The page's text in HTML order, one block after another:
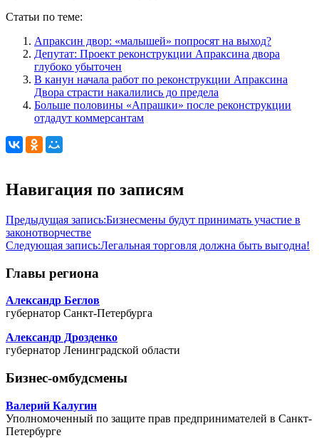
Статьи по теме:
Апраксин двор: «малышей» попросят на выход?
Депутат: Проект реконструкции Апраксина двора
глубоко убыточен
В канун начала работ по реконструкции Апраксина
Двора страсти накалились до предела
Больше половины «Апрашки» после реконструкции
отдадут коммерсантам
Навигация по записям
Предыдущая запись:Бизнесмены будут принимать участие в
законотворчестве
Следующая запись:Легальная торговля должна быть выгодна!
Главы региона
Александр Беглов
губернатор Санкт-Петербурга
Александр Дрозденко
губернатор Ленинградской области
Бизнес-омбудсмены
Валерий Калугин
Уполномоченный по защите прав предпринимателей в Санкт-
Петербурге